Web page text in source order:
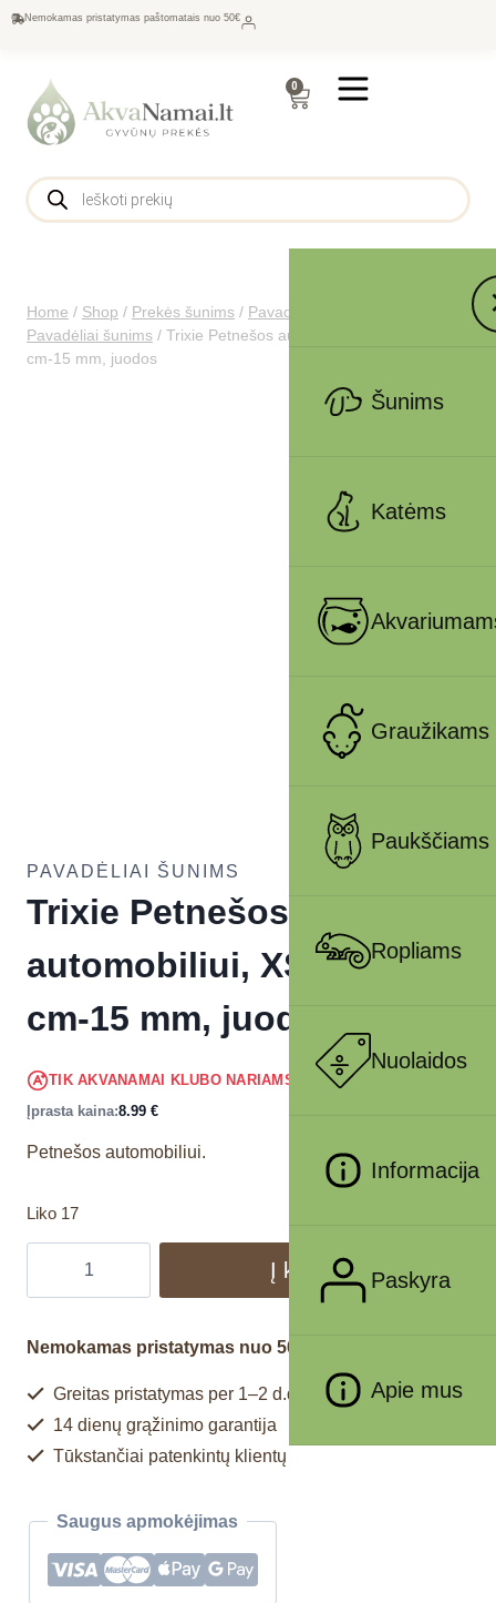
Nemokamas pristatymas paštomatais nuo 50€
0
Šunims
Katėms
Graužikams
Paukščiams
Ropliams
Nuolaidos
Informacija
Paskyra
Apie mus
Home / Shop / Prekės šunims / Pavadėliai, antkakliai šunims
Pavadėliai šunims / Trixie Petnešos automobiliui, XS-S 20-50
cm-15 mm, juodos
PAVADĖLIAI ŠUNIMS
Trixie Petnešos
automobiliui, XS-S 20-50
cm-15 mm, juodos
TIK AKVANAMAI KLUBO NARIAMS 8.54€
Įprasta kaina:8.99 €
Petnešos automobiliui.
Liko 17
Į krepšelį
Nemokamas pristatymas nuo 50€
Greitas pristatymas per 1–2 d.d.
14 dienų grąžinimo garantija
Tūkstančiai patenkintų klientų
Saugus apmokėjimas